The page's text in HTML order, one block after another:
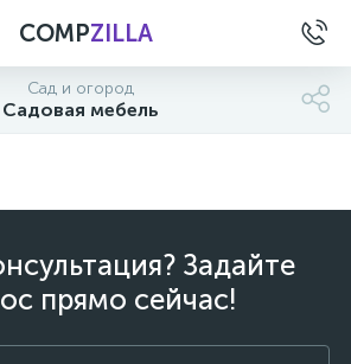
COMPZILLA
Сад и огород
Садовая мебель
Задайте
прямо сейчас!